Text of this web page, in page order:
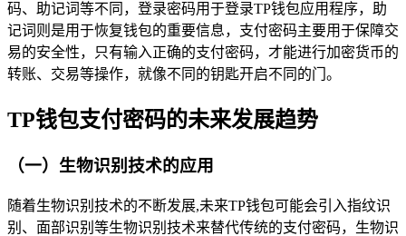
码、助记词等不同，登录密码用于登录TP钱包应用程序，助
记词则是用于恢复钱包的重要信息，支付密码主要用于保障交
易的安全性，只有输入正确的支付密码，才能进行加密货币的
转账、交易等操作，就像不同的钥匙开启不同的门。
TP钱包支付密码的未来发展趋势
（一）生物识别技术的应用
随着生物识别技术的不断发展,未来TP钱包可能会引入指纹识
别、面部识别等生物识别技术来替代传统的支付密码，生物识